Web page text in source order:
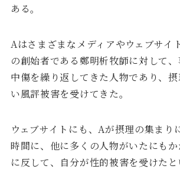
ある。
Aはさまざまなメディアやウェブサイ
の創始者である鄭明析牧師に対して
中傷を繰り返してきた人物であり、
い風評被害を受けてきた。
ウェブサイトにも、Aが摂理の集まり
時間に、他に多くの人物がいたにも
に反して、自分が性的被害を受けた